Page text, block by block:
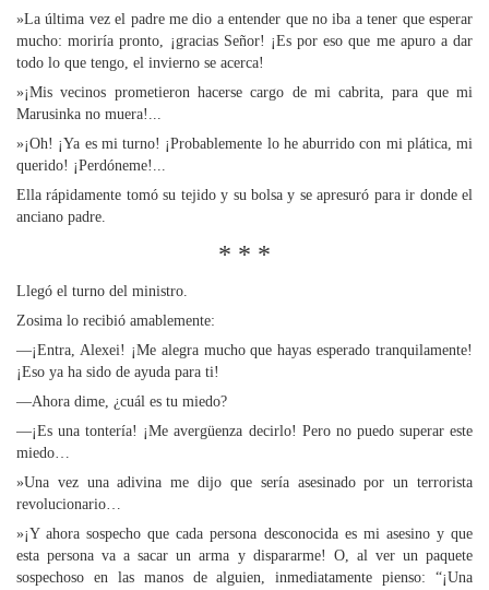
»La última vez el padre me dio a entender que no iba a tener que esperar
mucho: moriría pronto, ¡gracias Señor! ¡Es por eso que me apuro a dar
todo lo que tengo, el invierno se acerca!
»¡Mis vecinos prometieron hacerse cargo de mi cabrita, para que mi
Marusinka no muera!...
»¡Oh! ¡Ya es mi turno! ¡Probablemente lo he aburrido con mi plática, mi
querido! ¡Perdóneme!...
Ella rápidamente tomó su tejido y su bolsa y se apresuró para ir donde el
anciano padre.
* * *
Llegó el turno del ministro.
Zosima lo recibió amablemente:
—¡Entra, Alexei! ¡Me alegra mucho que hayas esperado tranquilamente!
¡Eso ya ha sido de ayuda para ti!
—Ahora dime, ¿cuál es tu miedo?
—¡Es una tontería! ¡Me avergüenza decirlo! Pero no puedo superar este
miedo…
»Una vez una adivina me dijo que sería asesinado por un terrorista
revolucionario…
»¡Y ahora sospecho que cada persona desconocida es mi asesino y que
esta persona va a sacar un arma y dispararme! O, al ver un paquete
sospechoso en las manos de alguien, inmediatamente pienso: “¡Una